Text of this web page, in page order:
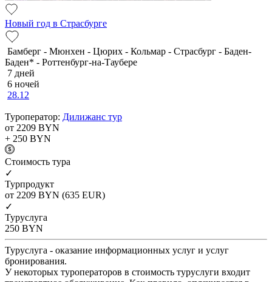
Новый год в Страсбурге
Бамберг - Мюнхен - Цюрих - Кольмар - Страсбург - Баден-
Баден* - Роттенбург-на-Таубере
7 дней
6 ночей
28.12
Туроператор: Дилижанс тур
от 2209 BYN
+ 250 BYN
Cтоимость тура
✓
Турпродукт
от 2209 BYN (635 EUR)
✓
Туруслуга
250 BYN
Туруслуга - оказание информационных услуг и услуг
бронирования.
У некоторых туроператоров в стоимость туруслуги входит